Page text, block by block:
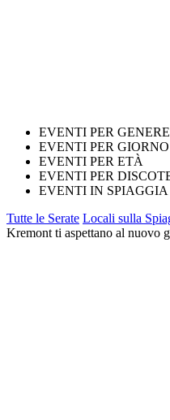
EVENTI PER GENERE
EVENTI PER GIORNO
EVENTI PER ETÀ
EVENTI PER
EVENTI IN SPIAGGIA
Tutte le Serate Locali sulla
Kremont ti aspettano al nuovo